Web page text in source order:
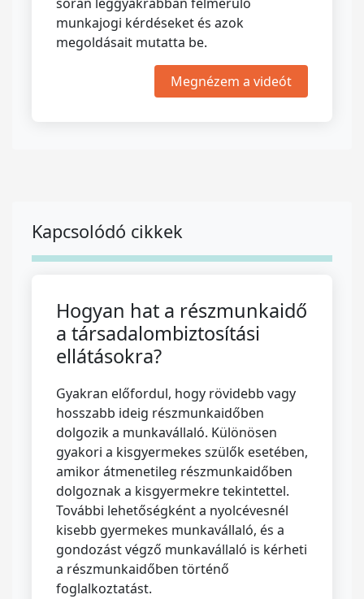
munkajogi kérdéseket és azok
megoldásait mutatta be.
Megnézem a videót
Kapcsolódó cikkek
Hogyan hat a részmunkaidő
a társadalombiztosítási
ellátásokra?
Gyakran előfordul, hogy rövidebb vagy
hosszabb ideig részmunkaidőben
dolgozik a munkavállaló. Különösen
gyakori a kisgyermekes szülők esetében,
amikor átmenetileg részmunkaidőben
dolgoznak a kisgyermekre tekintettel.
További lehetőségként a nyolcévesnél
kisebb gyermekes munkavállaló, és a
gondozást végző munkavállaló is kérheti
a részmunkaidőben történő
foglalkoztatást.